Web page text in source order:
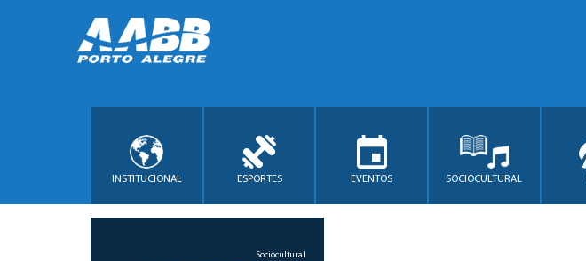
INSTITUCIONAL ESPORTES EVENTOS SOCIOCULTURAL
Sociocultural